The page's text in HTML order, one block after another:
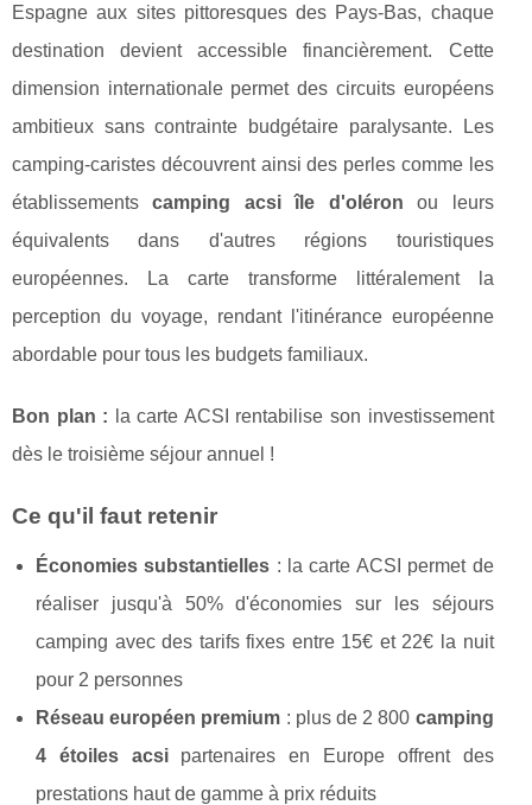
Espagne aux sites pittoresques des Pays-Bas, chaque
destination devient accessible financièrement. Cette
dimension internationale permet des circuits européens
ambitieux sans contrainte budgétaire paralysante. Les
camping-caristes découvrent ainsi des perles comme les
établissementscamping acsi île d'oléron ou leurs
équivalents dans d'autres régions touristiques
européennes. La carte transforme littéralement la
perception du voyage, rendant l'itinérance européenne
abordable pour tous les budgets familiaux.
Bon plan : la carte ACSI rentabilise son investissement
dès le troisième séjour annuel !
Ce qu'il faut retenir
Économies substantielles : la carte ACSI permet de
réaliser jusqu'à 50% d'économies sur les séjours
camping avec des tarifs fixes entre 15€ et 22€ la nuit
pour 2 personnes
Réseau européen premium : plus de 2 800 camping
4 étoiles acsipartenaires en Europe offrent des
prestations haut de gamme à prix réduits